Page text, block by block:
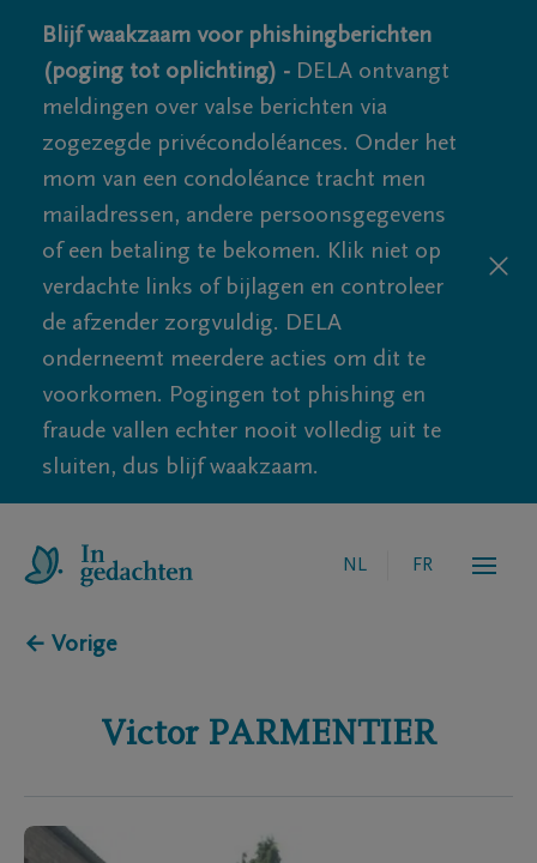
Blijf waakzaam voor phishingberichten
(poging tot oplichting) - DELA ontvangt
meldingen over valse berichten via
zogezegde privécondoléances. Onder het
mom van een condoléance tracht men
mailadressen, andere persoonsgegevens
of een betaling te bekomen. Klik niet op
verdachte links of bijlagen en controleer
de afzender zorgvuldig. DELA
onderneemt meerdere acties om dit te
voorkomen. Pogingen tot phishing en
fraude vallen echter nooit volledig uit te
sluiten, dus blijf waakzaam.
NL FR
← Vorige
Victor PARMENTIER